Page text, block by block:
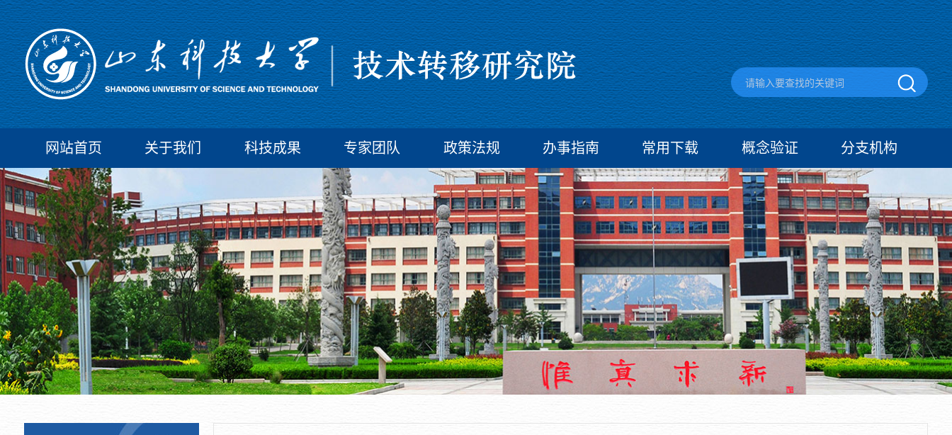
网站首页 关于我们 科技成果 专家团队 政策法规 办事指南 常用下载 概念验证 分支机构